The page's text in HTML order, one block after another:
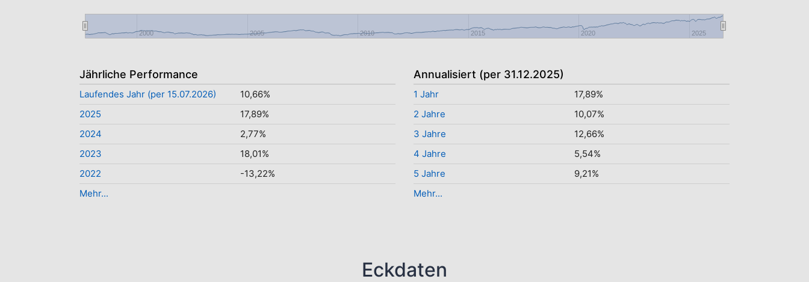
2000 2005 2010 2015 2020 2025
Jährliche Performance
Laufendes Jahr (per 15.07.2026)
10,66%
2025
17,89%
2024
2,77%
2023
18,01%
2022
-13,22%
Mehr...
Annualisiert (per 31.12.2025)
1 Jahr
17,89%
2 Jahre
10,07%
3 Jahre
12,66%
4 Jahre
5,54%
5 Jahre
9,21%
Mehr...
Eckdaten